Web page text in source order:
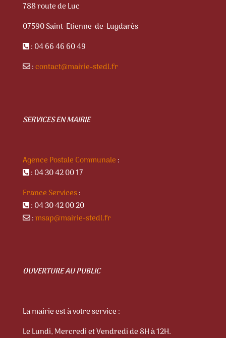
788 route de Luc
07590 Saint-Etienne-de-Lugdarès
: 04 66 46 60 49
:contact@mairie-stedl.fr
SERVICES EN MAIRIE
Agence Postale Communale :
: 04 30 42 00 17
France Services:
: 04 30 42 00 20
:msap@mairie-stedl.fr
OUVERTURE AU PUBLIC
La mairie est à votre service :
Le Lundi, Mercredi et Vendredi de 8H à 12H.